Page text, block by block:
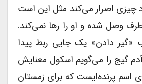
اصرار می‌کند مثل این است
وصل شده و او را رها نمی‌کند.
«گیر دادن» یک جایی ربط پیدا
گیج را می‌گویم اسکول معنایش
اسم پرنده‌ایست که برای زمستان